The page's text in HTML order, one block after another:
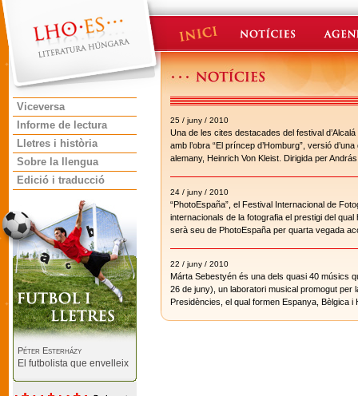
Viceversa
Informe de lectura
Lletres i història
Sobre la llengua
Edició i traducció
Péter Esterházy
El futbolista que envelleix
25 / juny / 2010
Una de les cites destacades del festival
amb l’obra “El príncep d’Homburg”, versió
alemany, Heinrich Von Kleist. Dirigida per
24 / juny / 2010
“PhotoEspaña”, el Festival Internacional de
internacionals de la fotografia el prestigi del
serà seu de PhotoEspaña per quarta vegada
22 / juny / 2010
Márta Sebestyén és una dels quasi 40 músics
26 de juny), un laboratori musical promogut per
Presidències, el qual formen Espanya,